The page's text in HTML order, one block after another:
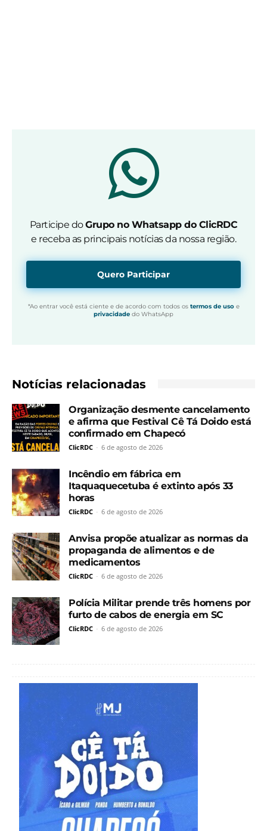
Participe doGrupo no Whatsapp do ClicRDC
e receba as principais notícias da nossa região.
Quero Participar
*Ao entrar você está ciente e de acordo com todos os termos de usoe
privacidade do WhatsApp
Notícias relacionadas
Organização desmente cancelamento
e afirma que Festival Cê Tá Doido está
confirmado em Chapecó
ClicRDC - 6 de agosto de 2026
Incêndio em fábrica em
Itaquaquecetuba é extinto após 33
horas
ClicRDC - 6 de agosto de 2026
Anvisa propõe atualizar as normas da
propaganda de alimentos e de
medicamentos
ClicRDC - 6 de agosto de 2026
Polícia Militar prende três homens por
furto de cabos de energia em SC
ClicRDC - 6 de agosto de 2026